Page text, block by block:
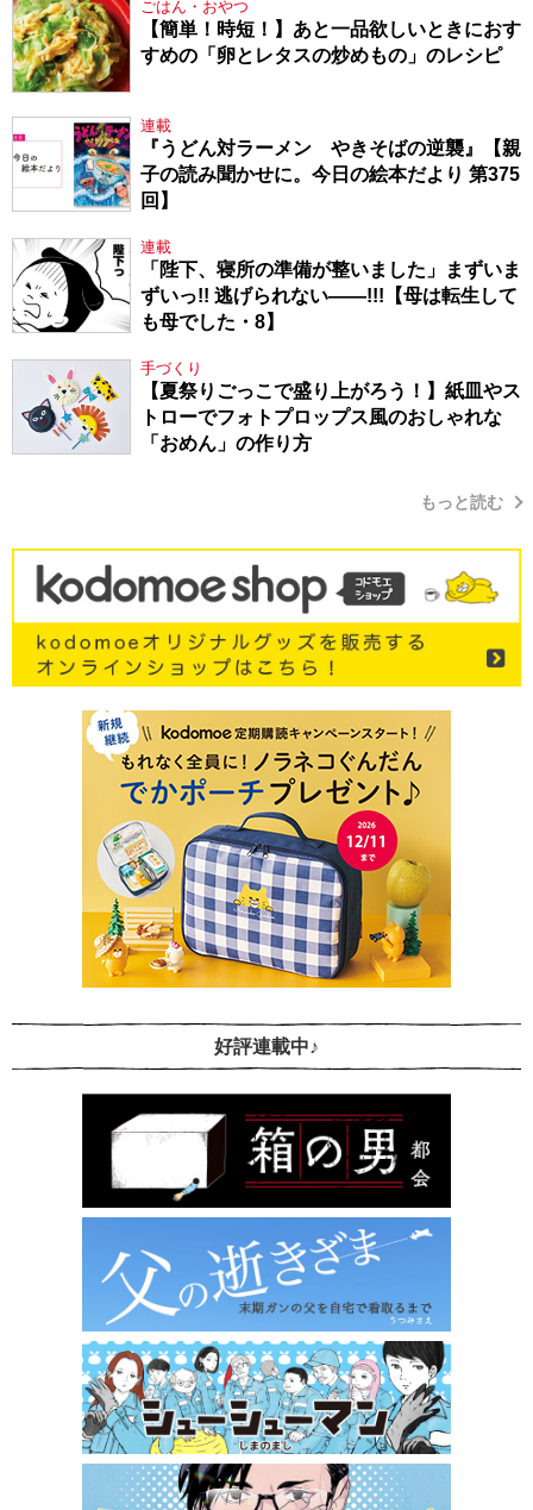
ごはん・おやつ
【簡単！時短！】あと一品欲しいときにおす
すめの「卵とレタスの炒めもの」のレシピ
連載
『うどん対ラーメン やきそばの逆襲』【親
子の読み聞かせに。今日の絵本だより 第375
回】
連載
「陛下、寝所の準備が整いました」まずいま
ずいっ!! 逃げられない――!!!【母は転生して
も母でした・8】
手づくり
【夏祭りごっこで盛り上がろう！】紙皿やス
トローでフォトプロップス風のおしゃれな
「おめん」の作り方
もっと読む
好評連載中♪